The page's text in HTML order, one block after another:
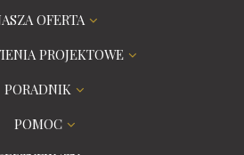
OFERTA
PROJEKTOWE
PORADNIK
POMOC